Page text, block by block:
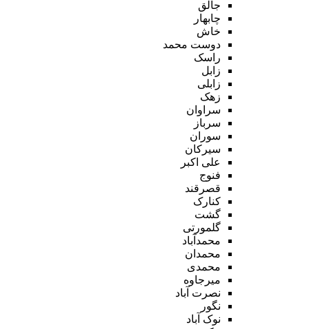
جالق
چابهار
خاش
دوست محمد
راسک
زابل
زابلی
زهک
سراوان
سرباز
سوران
سیرکان
علی اکبر
فنوج
قصرقند
کنارک
گشت
گلمورتی
محمدآباد
محمدان
محمدی
میرجاوه
نصرت آباد
نگور
نوک آباد